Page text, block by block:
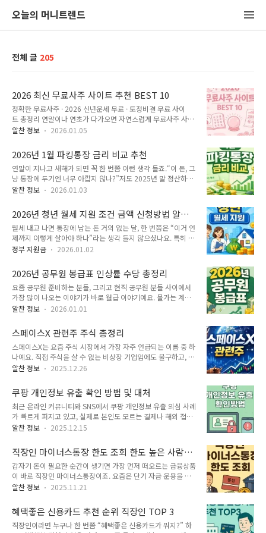
오늘의 머니트렌드
전체 글 205
2026 최신 무료사주 사이트 추천 BEST 10
정확한 무료사주 · 2026 신년운세 무료 · 토정비결 무료 사이
트 총정리 연말이나 연초가 다가오면 자연스럽게 무료사주 사이
트 추천, 2026 신년운세 무료, 토정비결 무료 사이트를 찾게 돼
공하는 신뢰도 높은 사이트들이 많아졌습니다. 이 글에서는✔ 실
제 이용자들이 많이 찾는 무료사주 사이트 BEST 10✔ 각 사이
트별 간단한 사용 방법✔ 2026년 띠별 운세 요약까지 한 번에 정
리해봤어요. 아래 바로가기 버튼을 통해서 바로 접속하실 수 있
습니다. 무료사주 사이트, 이렇게 골랐어요아래 기준을 충족하는
기반 사주 분석광고·결제 유도 최소화포털 또는 장기 운영 사이
트 무료사주 사이트 추..
알찬 정보 2026.01.05
2026년 1월 파킹통장 금리 비교 추천
연말이 지나고 새해가 되면 꼭 한 번쯤 이런 생각 들죠.“이 돈, 그
냥 통장에 두기엔 너무 아깝지 않나?”저도 2025년 말 정산하고
나서 가만히 잔고를 보는데, 이자가 거의 안 붙어 있더라고요. 그
해봤어요. 생각보다 차이가 컸고, 지금 안 옮기면 손해라는 느낌
이 확 들었습니다. 지금 가장 금리 좋은 파킹통장부터 바로 확인
해보세요.조건 없이 받을 수 있는 금리부터, 소액·목돈용 통장까
지 한 번에 비교할 수 있어요. 파킹통장 금리 높은 상품 확인하기
▶▶ 파킹통장이 요즘 다시 주목받는 이유파킹통장은 말 그대로
고, 적금처럼 매달 넣어야 하는 부담도 없죠. 필요하면 바로 빼
쓸 수 있는..
알찬 정보 2026.01.03
2026년 청년 월세 지원 조건 금액 신청방법 알아
보기
월세 내고 나면 통장에 남는 돈 거의 없는 달, 한 번쯤은 “이거 언
제까지 이렇게 살아야 하나”라는 생각 들지 않으셨나요. 특히 혼
자 자취하는 청년이라면 월세 부담이 현실적으로 가장 큰 고정비
을 틔울 수 있는 방법이 있습니다. 조건만 맞으면 현금 지원이라
체감 효과도 꽤 큽니다. 놓치면 진짜 손해입니다. 지금 바로 청년
월세지원 신청 가능 여부를 확인해보세요.아래 공식 신청 페이지
에서 자격 확인부터 접수까지 한 번에 가능합니다. 2026년 청년
월세지원 신청 바로가기 ▶▶ 청년월세지원 제도 한눈에 정리해
달 월세를 현금으로 지원해주는 정부 주거복지 정책이에요. 단순
한 할인이나 쿠폰 개념이 ..
정부 지원금 2026.01.02
2026년 공무원 봉급표 인상률 수당 총정리
요즘 공무원 준비하는 분들, 그리고 현직 공무원 분들 사이에서
가장 많이 나오는 이야기가 바로 월급 이야기예요. 물가는 계속
오르는데 봉급은 제자리라는 말, 정말 공감되죠. 그런데 2026년
년 만에 최대 인상폭이라는 말까지 나오면서 2026년 공무원 봉
급표에 대한 관심이 그 어느 때보다 뜨거운 상황입니다. 👉
2026년 공무원 봉급표 원문 기준과 최신 정보는 아래 공식 자료
에서 꼭 함께 확인해보세요. 2026년 공무원 봉급표 확인하기
▶▶ 2026년 공무원 봉급 인상이번 2026년 공무원 봉급표 인
최근 몇 년 사이 공무원 시험 경쟁률이 눈에 띄게 낮아졌고, 특히
2030 세대 공무..
알찬 정보 2026.01.01
스페이스X 관련주 주식 총정리
스페이스X는 요즘 주식 시장에서 가장 자주 언급되는 이름 중 하
나예요. 직접 주식을 살 수 없는 비상장 기업임에도 불구하고, 오
히려 그 점 때문에 스페이스X 관련주에 더 많은 자금이 몰리고
지 이어지는 스토리는 단순한 테마를 넘어 하나의 장기 투자 흐
름으로 자리 잡았어요. 스페이스X 관련주에 대해서 정리해보았
어요. 주식으로 돈 버는 법 6단계 ▶▶ 스페이스X 기업 개요와
관련주가 주목받는 이유 스페이스X는 2002년 일론 머스크가 설
립한 민간 우주항공 기업이에요. 목표는 단순히 로켓을 발사하는
우주 운송 비용을 획기적으로 낮추는 데 집중하고 있어요. 가장
큰 전환점은 로켓 재사..
알찬 정보 2025.12.26
쿠팡 개인정보 유출 확인 방법 및 대처
최근 온라인 커뮤니티와 SNS에서 쿠팡 개인정보 유출 의심 사례
가 빠르게 퍼지고 있고, 실제로 본인도 모르는 결제나 해외 접속
기록이 발견됐다는 제보가 이어지고 있습니다. 그래서 많은 분이
건 아닐까?”라는 불안감을 가지고 쿠팡 개인정보 유출 확인 방
법을 찾고 있습니다. 오늘은 이런 걱정을 덜 수 있도록, 내 계정
이 유출되었는지 직접 확인하는 방법부터 해킹 정황을 발견했을
때 바로 할 수 있는 조치, 그리고 피해 발생 시 보상 절차, 마지막
으로 탈퇴 및 정보 삭제 방법까지 전체 흐름을 알기 쉽게 정리해
팡 개인정보 유출인 만큼, 실제 확인 방법을 중심으로 실질적인
해결책을 안내해..
알찬 정보 2025.12.15
직장인 마이너스통장 한도 조회 한도 높은 사람들
의 공통점
갑자기 돈이 필요한 순간이 생기면 가장 먼저 떠오르는 금융상품
이 바로 직장인 마이너스통장이죠. 요즘은 단기 자금 운용을 위
해 마통을 갖고 있는 사람이 정말 많아졌는데, 정작 ‘한도는 왜
나오는지’ 궁금해하는 분들도 많아요. 실제로 연봉이 높아도 마
통 한도가 생각보다 작게 나오기도 하고, 반대로 연봉 대비 한도
가 크게 나오는 사람들도 있거든요. 아래 내용을 보면, 지금 내
알찬 정보 2025.11.21
혜택좋은 신용카드 추천 순위 직장인 TOP 3
직장인이라면 누구나 한 번쯤 “혜택좋은 신용카드가 뭐지?” 하